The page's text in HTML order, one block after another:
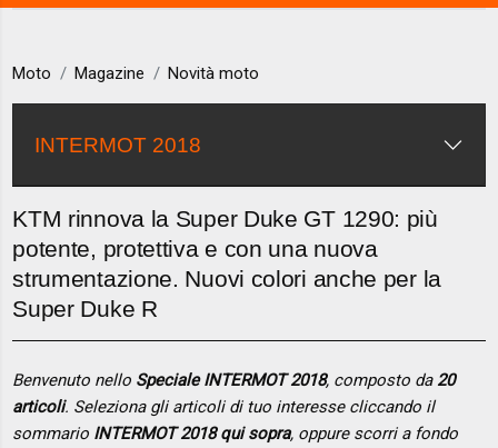
Moto Magazine Novità moto
INTERMOT 2018
KTM rinnova la Super Duke GT 1290: più
potente, protettiva e con una nuova
strumentazione. Nuovi colori anche per la
Super Duke R
Benvenuto nello Speciale INTERMOT 2018, composto da 20
articoli. Seleziona gli articoli di tuo interesse cliccando il
sommario INTERMOT 2018 qui sopra, oppure scorri a fondo